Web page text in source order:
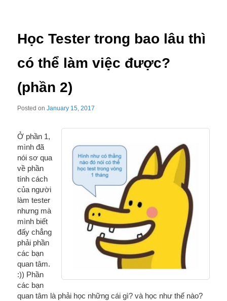
Học Tester trong bao lâu thì
có thể làm việc được?
(phần 2)
Posted onJanuary 15, 2017
Ở phần 1,
mình đã
nói sơ qua
về phần
tính cách
của người
làm tester
nhưng mà
mình biết
đấy chẳng
phải phần
các bạn
quan tâm.
:)) Phần
các bạn
quan tâm là phải học những cái gì? và học như thế nào?